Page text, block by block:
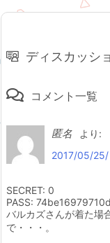
ディスカッシ
コメント一覧
匿名
より:
2017/05/
SECRET: 0
PASS:
バルカズさんが着た場
で・・・。